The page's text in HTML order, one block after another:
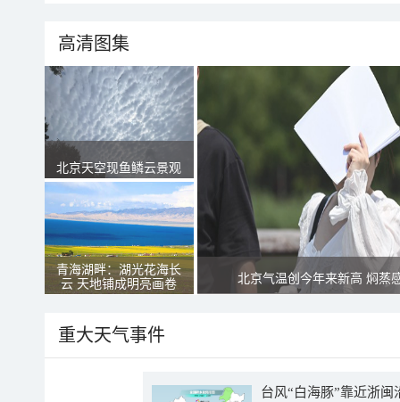
高清图集
北京天空现鱼鳞云景观
青海湖畔：湖光花海长
云 天地铺成明亮画卷
北京气温创今年来新高 焖蒸
重大天气事件
台风“白海豚”靠近浙